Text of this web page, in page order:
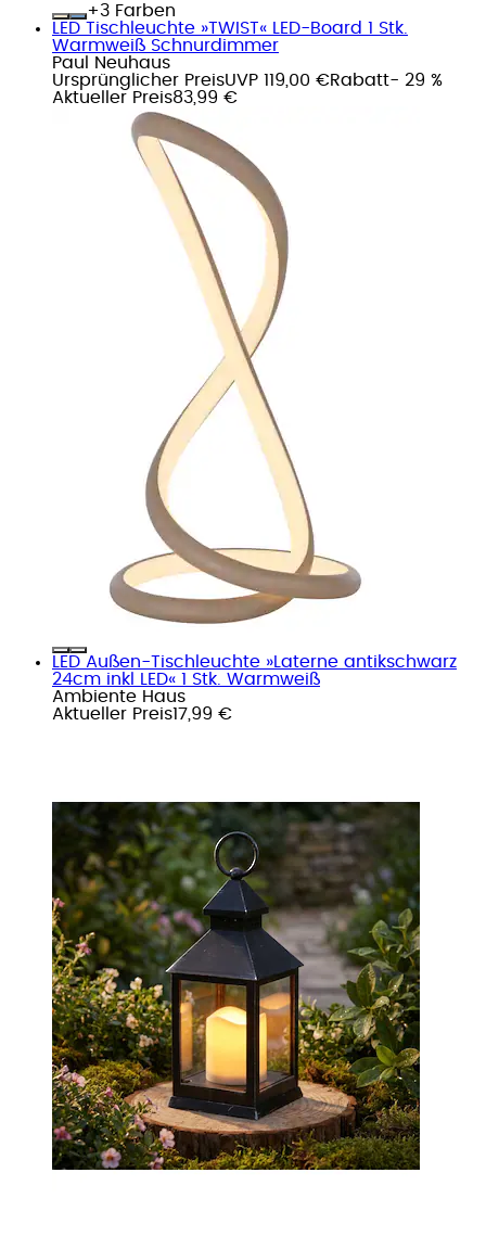
+
Farben
LED Tischleuchte »TWIST« LED-Board 1 Stk.
Warmweiß Schnurdimmer
Paul Neuhaus
Ursprünglicher PreisUVP 119,00 €Rabatt- 29 %
Aktueller Preis83,99 €
LED Außen-Tischleuchte »Laterne antikschwarz
24cm inkl LED« 1 Stk. Warmweiß
Ambiente Haus
Aktueller Preis17,99 €